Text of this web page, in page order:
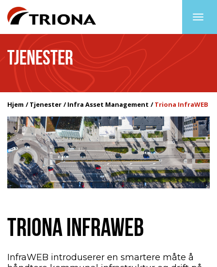
TJENESTER
Hjem Tjenester Infra Asset Management Triona InfraWEB
TRIONA INFRAWEB
InfraWEB introduserer en smartere måte å